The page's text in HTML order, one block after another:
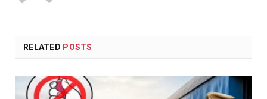
RELATED POSTS